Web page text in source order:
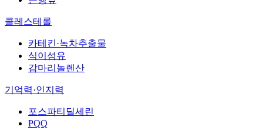
콜레스테롤
카테킨·녹차추출물
식이섬유
감마리놀렌산
기억력·인지력
포스파티딜세린
PQQ